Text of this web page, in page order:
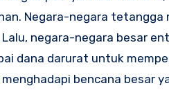
Negara-negara
negara-negara besar
dana darurat untuk
bencana besar